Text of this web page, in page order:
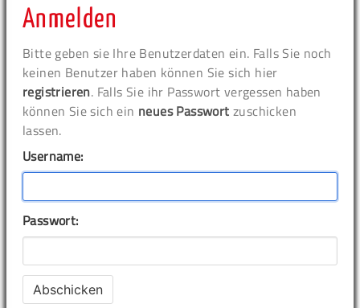
Anmelden
Bitte geben sie Ihre Benutzerdaten ein. Falls Sie noch
keinen Benutzer haben können Sie sich hier
registrieren. Falls Sie ihr Passwort vergessen haben
können Sie sich ein neues Passwort zuschicken
lassen.
Username:
Passwort: